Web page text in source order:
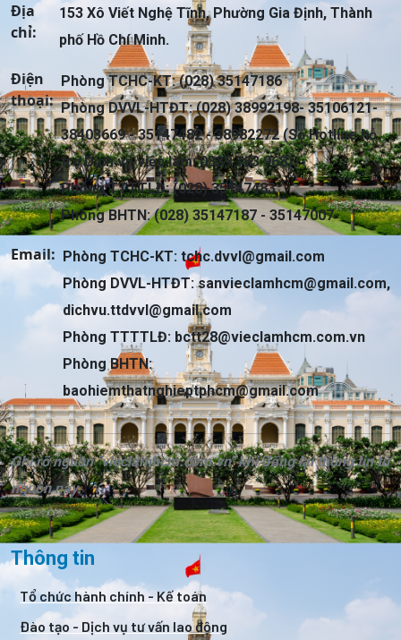
Địa
chỉ:
153 Xô Viết Nghệ Tĩnh, Phường Gia Định, Thành
phố Hồ Chí Minh.
Điện
thoại:
Phòng TCHC-KT: (028) 35147186
Phòng DVVL-HTĐT: (028) 38992198- 35106121-
38403669 - 35147482 - 38982272 (Số Hotline hỗ
trợ Dịch vụ việc làm: 0339 163 968)
Phòng TTTTLĐ: (028) 35147483
Phòng BHTN: (028) 35147187 - 35147007
Email: Phòng TCHC-KT: tchc.dvvl@gmail.com
Phòng DVVL-HTĐT:sanvieclamhcm@gmail.com,
dichvu.ttdvvl@gmail.com
Phòng TTTTLĐ: bctt28@vieclamhcm.com.vn
Phòng BHTN:
baohiemthatnghieptphcm@gmail.com
Ghi rõ nguồn "vieclamhcm.com.vn" khi đăng lại thông tin từ
nguồn này.
Thông tin
Tổ chức hành chính - Kế toán
Đào tạo - Dịch vụ tư vấn lao động